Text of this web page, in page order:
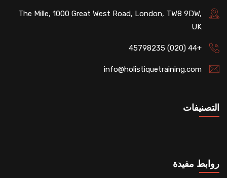
The Mille, 1000 Great West Road, London, TW8 9DW,
UK
+44 (020) 45798235
info@holistiquetraining.com
التصنيفات
روابط مفيدة